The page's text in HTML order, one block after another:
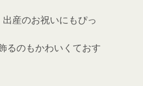
産のお祝いにもぴっ
るのもかわいくておす